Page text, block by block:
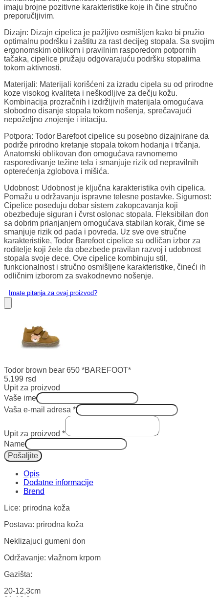
imaju brojne pozitivne karakteristike koje ih čine stručno
preporučljivim.
Dizajn: Dizajn cipelica je pažljivo osmišljen kako bi pružio
optimalnu podršku i zaštitu za rast decijeg stopala. Sa svojim
ergonomskim oblikom i pravilnim rasporedom potpornih
tačaka, cipelice pružaju odgovarajuću podršku stopalima
tokom aktivnosti.
Materijali: Materijali korišćeni za izradu cipela su od prirodne
koze visokog kvaliteta i neškodljive za dečju kožu.
Kombinacija prozračnih i izdržljivih materijala omogućava
slobodno disanje stopala tokom nošenja, sprečavajući
nepoželjno znojenje i iritaciju.
Potpora: Todor Barefoot cipelice su posebno dizajnirane da
podrže prirodno kretanje stopala tokom hodanja i trčanja.
Anatomski oblikovan đon omogućava ravnomerno
raspoređivanje težine tela i smanjuje rizik od nepravilnih
opterećenja zglobova i mišića.
Udobnost: Udobnost je ključna karakteristika ovih cipelica.
Pomažu u održavanju ispravne telesne postavke. Sigurnost:
Cipelice poseduju dobar sistem zakopcavanja koji
obezbeđuje siguran i čvrst oslonac stopala. Fleksibilan đon
sa dobrim prianjanjem omogućava stabilan korak, čime se
smanjuje rizik od pada i povreda. Uz sve ove stručne
karakteristike, Todor Barefoot cipelice su odličan izbor za
roditelje koji žele da obezbede pravilan razvoj i udobnost
stopala svoje dece. Ove cipelice kombinuju stil,
funkcionalnost i stručno osmišljene karakteristike, čineći ih
odličnim izborom za svakodnevno nošenje.
Imate pitanja za ovaj proizvod?
Todor brown bear 650 *BAREFOOT*
5.199 rsd
Upit za proizvod
Vaše ime
Vaša e-mail adresa *
Upit za proizvod *
Name
Pošaljite
Opis
Dodatne informacije
Lice: prirodna koža
Postava: prirodna koža
Neklizajuci gumeni don
Održavanje: vlažnom krpom
Gazišta:
20-12,3cm